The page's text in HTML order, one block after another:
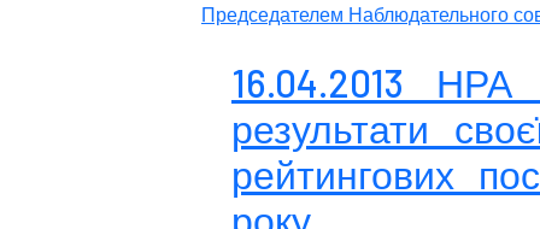
Председателем Наблюдательного
16.04.2013
результати
рейтингових
року